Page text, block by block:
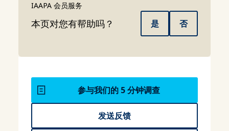
IAAPA 会员服务
本页对您有帮助吗？ 是 否
参与我们的 5 分钟调查
发送反馈